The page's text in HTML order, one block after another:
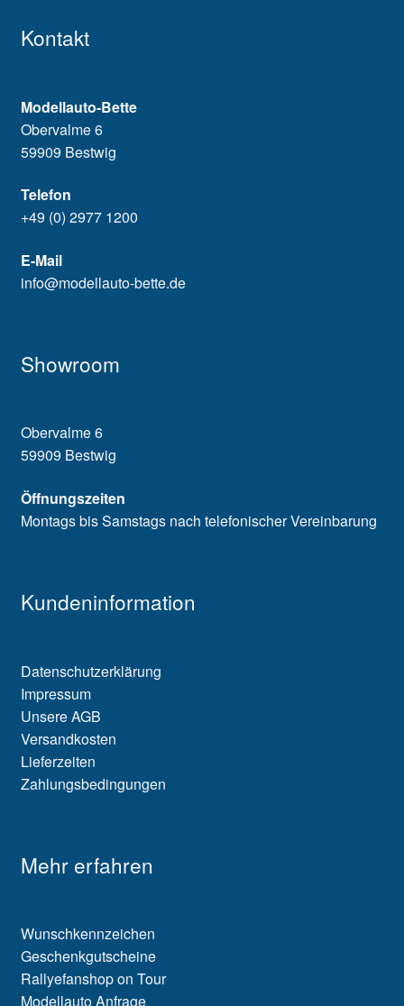
Kontakt
Modellauto-Bette
Obervalme 6
59909 Bestwig
Telefon
+49 (0) 2977 1200
E-Mail
info@modellauto-bette.de
Showroom
Obervalme 6
59909 Bestwig
Öffnungszeiten
Montags bis Samstags nach telefonischer Vereinbarung
Kundeninformation
Datenschutzerklärung
Impressum
Unsere AGB
Versandkosten
Lieferzeiten
Zahlungsbedingungen
Mehr erfahren
Wunschkennzeichen
Geschenkgutscheine
Rallyefanshop on Tour
Modellauto Anfrage